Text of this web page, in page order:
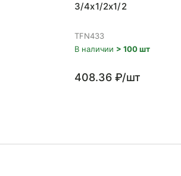
3/4x1/2x1/2
TFN433
В наличии > 100 шт
408.36 ₽/шт